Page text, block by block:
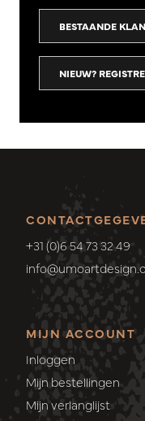
BESTAANDE
NIEUW?
+31 (0)6 54 73 32 49
MIJN ACCOUNT
Inloggen
Mijn bestellingen
Mijn verlanglijst